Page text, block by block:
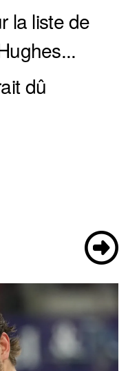
la liste de
dû